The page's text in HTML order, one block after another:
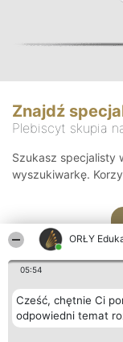
ORŁY
05:54
Cześć, chętnie Ci
odpowiedni temat
Znajdź
Plebiscyt skupia
Szukasz specjalisty
wyszukiwarkę.